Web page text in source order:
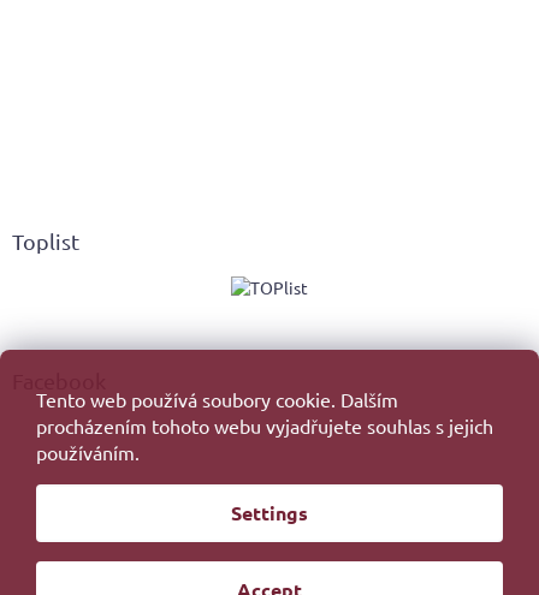
Tento web používá soubory cookie. Dalším
procházením tohoto webu vyjadřujete souhlas s jejich
používáním.
Settings
Accept
Toplist
Created by Shoptet
. All rights reserved.